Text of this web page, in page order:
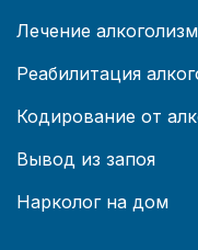
Лечение
Реабилитация
Кодирование от
Вывод из запоя
Нарколог на дом